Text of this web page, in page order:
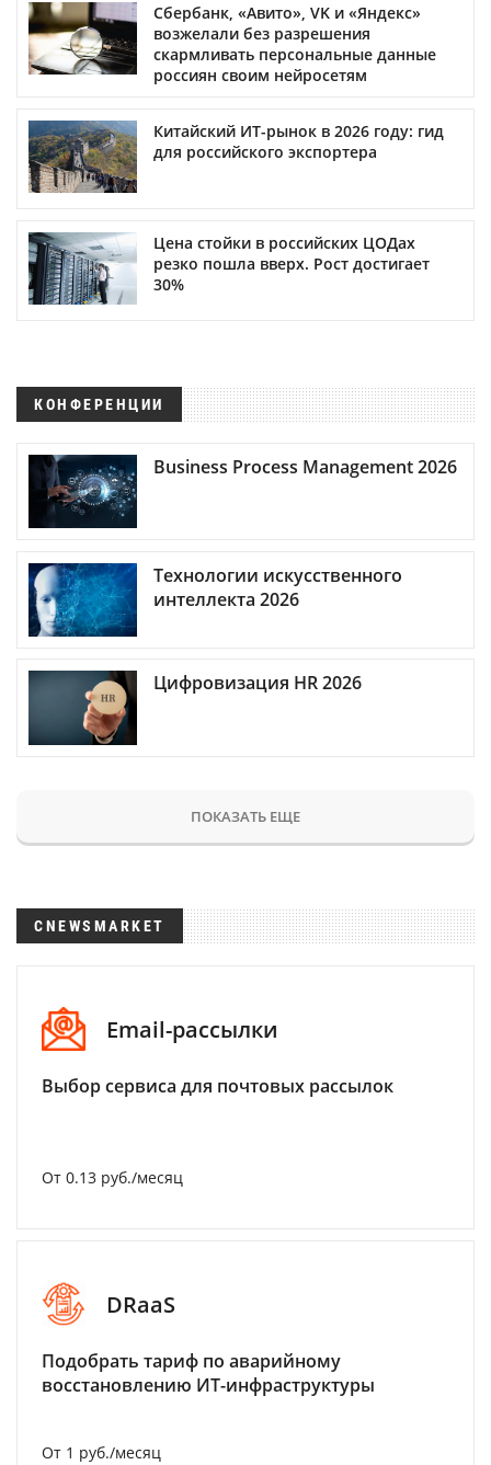
Сбербанк, «Авито», VK и «Яндекс»
возжелали без разрешения
скармливать персональные данные
россиян своим нейросетям
Китайский ИТ-рынок в 2026 году: гид
для российского экспортера
Цена стойки в российских ЦОДах
резко пошла вверх. Рост достигает
30%
КОНФЕРЕНЦИИ
Business Process Management 2026
Технологии искусственного
интеллекта 2026
Цифровизация HR 2026
ПОКАЗАТЬ ЕЩЕ
CNEWSMARKET
Email-рассылки
Выбор сервиса для почтовых рассылок
От 0.13 руб./месяц
DRaaS
Подобрать тариф по аварийному
восстановлению ИТ-инфраструктуры
От 1 руб./месяц